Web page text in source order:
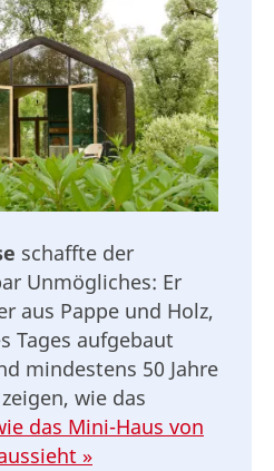
schaffte der
Unmögliches: Er
aus Pappe und Holz,
Tages aufgebaut
mindestens 50 Jahre
wie das
das Mini-Haus von
»